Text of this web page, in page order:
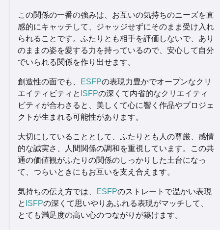
この関係の一番の強みは、お互いの気持ちのニーズを直
感的にキャッチして、ジャッジせずにそのまま受け入れ
られることです。ふたりとも相手を評価しないで、あり
のままの姿を愛する力を持っているので、安心して自分
でいられる関係を作り出せます。
創造性の面でも、 ESFPの表現力豊かでオープンなクリ
エイティビティと ISFPの深くて内省的なクリエイティ
ビティが合わさると、美しくて心に響く作品やプロジェ
クトが生まれる可能性があります。
大切にしていることとして、ふたりとも人の尊厳、感情
的な誠実さ、人間関係の調和を重視しています。この共
通の価値観がふたりの関係のしっかりした土台になっ
て、つらいときにもお互いを支え合えます。
気持ちの伝え方では、 ESFPのストレートで温かい表現
と ISFPの深くて思いやりあふれる表現がマッチして、
とても満足度の高い心のつながりが築けます。